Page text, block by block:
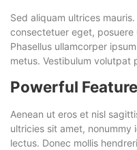
Sed aliquam ultrices
consectetuer eget, posuere
Phasellus ullamcorper
metus. Vestibulum volutpat
Powerful
Aenean ut eros et nisl
ultricies sit amet,
lectus. Donec mollis